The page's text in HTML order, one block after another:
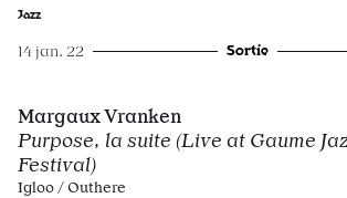
Jazz
14 jan. 22 Sortie
Margaux Vranken
Purpose, la suite (Live at Gaume
Festival)
Igloo / Outhere